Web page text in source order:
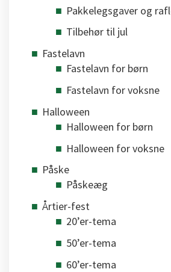
Pakkelegsgaver og
Tilbehør til jul
Fastelavn
Fastelavn for børn
Fastelavn for voksne
Halloween
Halloween for børn
Halloween for voksne
Påske
Påskeæg
Årtier-fest
20’er-tema
50’er-tema
60’er-tema